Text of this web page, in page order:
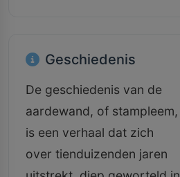
Geschiedenis
De geschiedenis van de
aardewand, of stampleem,
is een verhaal dat zich
over tienduizenden jaren